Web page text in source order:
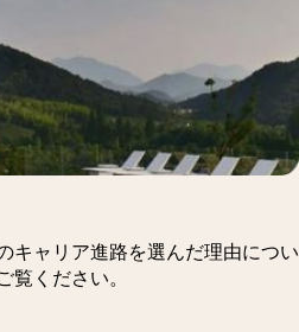
キャリア進路を選んだ理由につい
ください。